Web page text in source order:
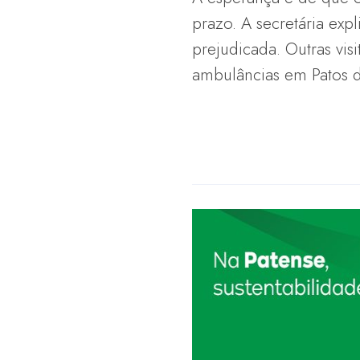
prazo. A secretária
prejudicada. Outras
ambulâncias em Patos